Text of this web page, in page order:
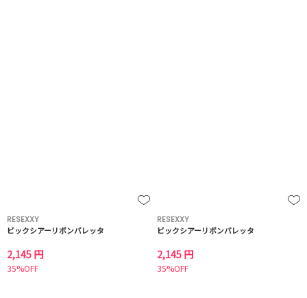
RESEXXY
ビックシアーリボンバレッタ
2,145 円
35%OFF
RESEXXY
ビックシアーリボンバレッタ
2,145 円
35%OFF